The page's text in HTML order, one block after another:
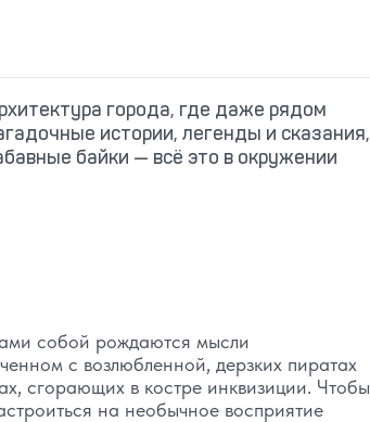
города, где даже рядом
истории, легенды и сказания,
байки — всё это в окружении
собой рождаются мысли
с возлюбленной, дерзких пиратах
сгорающих в костре инквизиции. Чтобы
на необычное восприятие